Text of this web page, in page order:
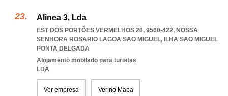
Alinea 3, Lda
EST DOS PORTÕES VERMELHOS 20, 9560-422, NOSSA
SENHORA ROSARIO LAGOA SAO MIGUEL, ILHA SAO MIGUEL
PONTA DELGADA
Alojamento mobilado para turistas
LDA
Ver empresa Ver no Mapa